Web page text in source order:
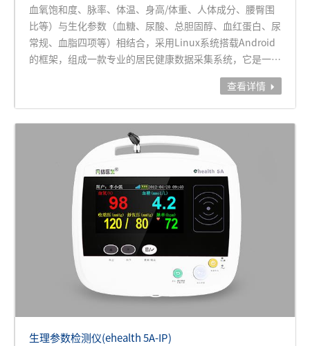
血氧饱和度、脉率、体温、身高/体重、人体成分、腰臀围
比等）与生化参数（血糖、尿酸、总胆固醇、血红蛋白、尿
常规、血脂四项等）相结合，采用Linux系统搭载Android
的框架，组成一款专业的居民健康数据采集系统，它是一款
适应家庭社区、连锁药店、健康养老、智慧园区、智慧医院
及多种市场需求的互联网+移动医疗终端检测设备，具备丰
富的、临床级的健康数据采集以及与高效的云端、手机端互
联互通的能力。
查看详情 
生理参数检测仪(ehealth 5A-IP)